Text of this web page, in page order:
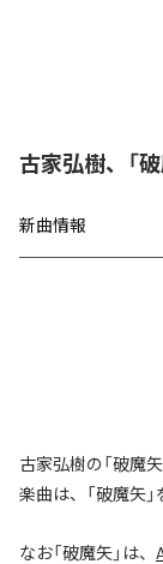
古家弘樹、「
新曲情報
古家弘樹の「破魔
楽曲は、「破魔矢
なお「破魔矢」は、